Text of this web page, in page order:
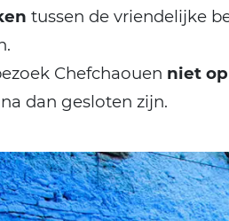
tussen de vriendelijke
Chefchaouen niet
dan gesloten zijn.